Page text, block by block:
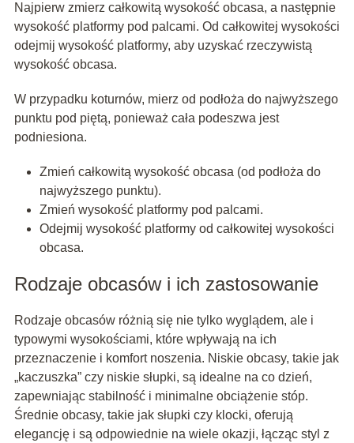
Najpierw zmierz całkowitą wysokość obcasa, a następnie
wysokość platformy pod palcami. Od całkowitej wysokości
odejmij wysokość platformy, aby uzyskać rzeczywistą
wysokość obcasa.
W przypadku koturnów, mierz od podłoża do najwyższego
punktu pod piętą, ponieważ cała podeszwa jest
podniesiona.
Zmień całkowitą wysokość obcasa (od podłoża do
najwyższego punktu).
Zmień wysokość platformy pod palcami.
Odejmij wysokość platformy od całkowitej wysokości
obcasa.
Rodzaje obcasów i ich zastosowanie
Rodzaje obcasów różnią się nie tylko wyglądem, ale i
typowymi wysokościami, które wpływają na ich
przeznaczenie i komfort noszenia. Niskie obcasy, takie jak
„kaczuszka” czy niskie słupki, są idealne na co dzień,
zapewniając stabilność i minimalne obciążenie stóp.
Średnie obcasy, takie jak słupki czy klocki, oferują
elegancję i są odpowiednie na wiele okazji, łącząc styl z